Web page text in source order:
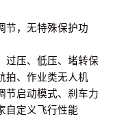
节，无特殊保护功
过压、低压、堵转保
拍、作业类无人机
节启动模式、刹车力
自定义飞行性能